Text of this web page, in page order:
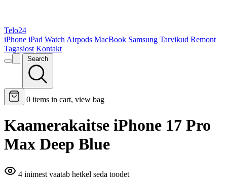
Telo24
iPhone iPad Watch Airpods MacBook Samsung Tarvikud Remont
Tagasiost Kontakt
Search
0 items in cart, view bag
Kaamerakaitse iPhone 17 Pro
Max Deep Blue
4 inimest vaatab hetkel seda toodet